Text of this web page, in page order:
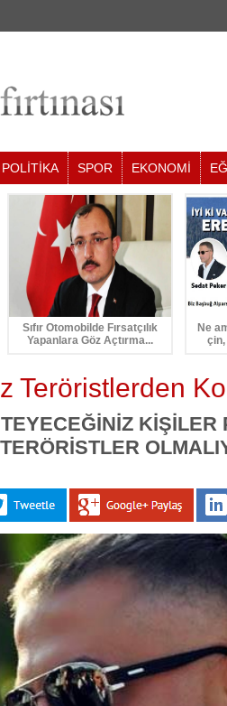
POLİTİKA SPOR EKONOMİ
Sıfır Otomobilde Fırsatçılık
Yapanlara Göz Açtırma...
Ne
Teröristlerden
KİŞİLER